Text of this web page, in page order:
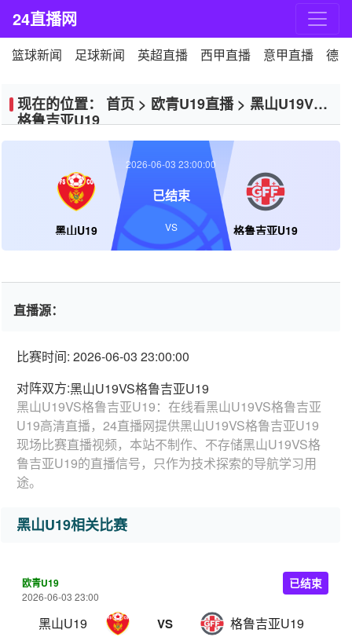
24直播网
篮球新闻 足球新闻 英超直播 西甲直播 意甲直播 德
现在的位置： 首页 > 欧青U19直播> 黑山U19VS
格鲁吉亚U19
黑山U19 格鲁吉亚U19
2026-06-03 23:00:00
已结束
VS
直播源：
比赛时间: 2026-06-03 23:00:00
对阵双方:黑山U19VS格鲁吉亚U19
黑山U19VS格鲁吉亚U19：在线看黑山U19VS格鲁吉亚
U19高清直播，24直播网提供黑山U19VS格鲁吉亚U19
现场比赛直播视频，本站不制作、不存储黑山U19VS格
鲁吉亚U19的直播信号，只作为技术探索的导航学习用
途。
黑山U19相关比赛
欧青U19
2026-06-03 23:00
黑山U19 VS 格鲁吉亚U19
已结束